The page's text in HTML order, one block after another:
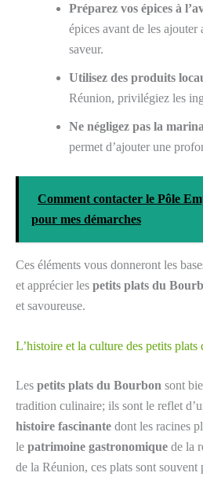
Préparez vos épices à
épices avant de les
saveur.
Utilisez des produits
Réunion, privilégiez les
Ne négligez pas la
permet d’ajouter une
Comment contacter le Pôle
pour mes démarches
Ces éléments vous donneront les
et apprécier les petits plats du
et savoureuse.
L’histoire et la culture des petits
Les petits plats du Bourbon sont
tradition culinaire; ils sont le reflet
histoire fascinante dont les racines
le patrimoine gastronomique de la
de la Réunion, ces plats sont souvent